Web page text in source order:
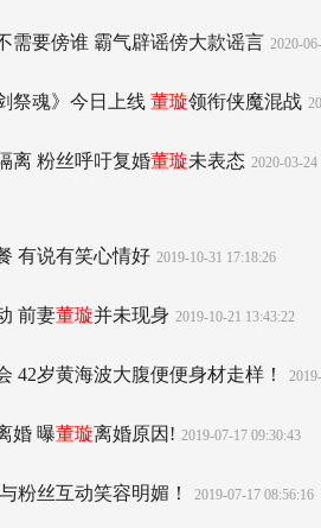
需要傍谁 霸气辟谣傍大款谣言 2020-
祭魂》今日上线 董璇领衔侠魔混战
离 粉丝呼吁复婚董璇未表态 2020-03-24
有说有笑心情好 2019-10-31 17:18:26
前妻董璇并未现身 2019-10-21 13:43:22
42岁黄海波大腹便便身材走样！
婚 曝董璇离婚原因! 2019-07-17 09:30:43
粉丝互动笑容明媚！ 2019-07-17 08:56:16